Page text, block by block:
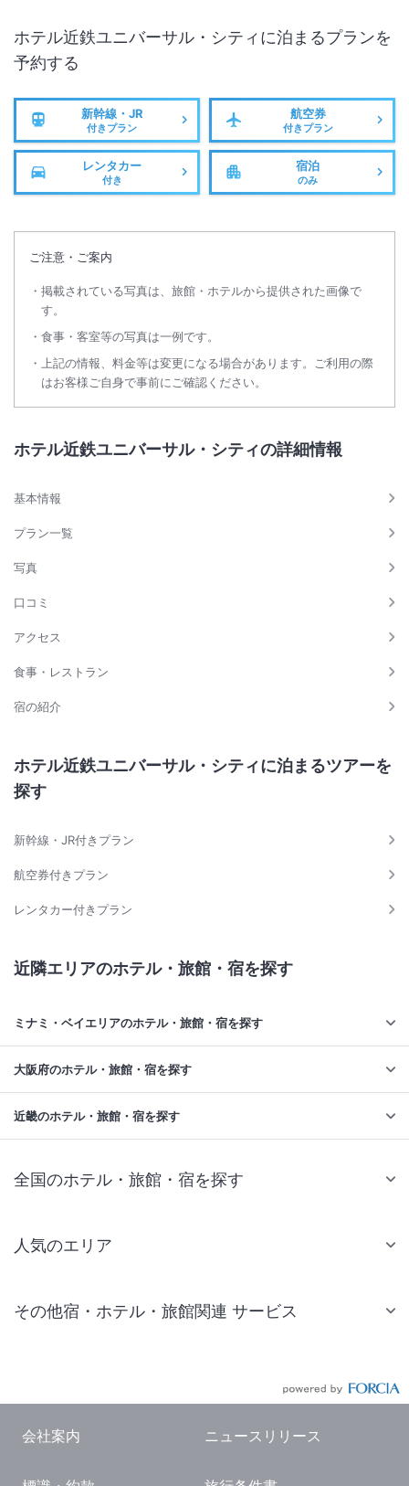
ホテル近鉄ユニバーサル・シティに泊まるプランを
予約する
新幹線・JR
付きプラン
航空券
付きプラン
レンタカー
付き
宿泊
のみ
ご注意・ご案内
掲載されている写真は、旅館・ホテルから提供された画像で
す。
食事・客室等の写真は一例です。
上記の情報、料金等は変更になる場合があります。ご利用の際
はお客様ご自身で事前にご確認ください。
ホテル近鉄ユニバーサル・シティの詳細情報
基本情報
プラン一覧
写真
口コミ
アクセス
食事・レストラン
宿の紹介
ホテル近鉄ユニバーサル・シティに泊まるツアーを
探す
新幹線・JR付きプラン
航空券付きプラン
レンタカー付きプラン
近隣エリアのホテル・旅館・宿を探す
ミナミ・ベイエリアのホテル・旅館・宿を探す
大阪府のホテル・旅館・宿を探す
近畿のホテル・旅館・宿を探す
全国のホテル・旅館・宿を探す
人気のエリア
仙台 ホテル
東京ドーム ホテル
その他宿・ホテル・旅館関連 サービス
会社案内 ニュースリリース